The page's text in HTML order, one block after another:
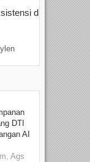
di
DTI
AI
Ags